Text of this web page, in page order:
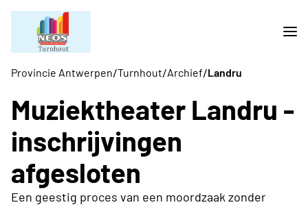
Provincie Antwerpen/Turnhout/Archief/Landru
Muziektheater Landru -
inschrijvingen
afgesloten
Een geestig proces van een moordzaak zonder